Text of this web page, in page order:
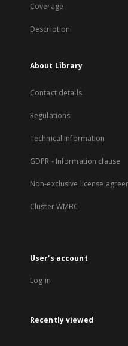
Coverage
Description
About Library
Contact details
Regulations
Technical Information
GDPR - Information clause
Non-exclusive license
Cluster WMBC
User's account
Log in
Recently viewed